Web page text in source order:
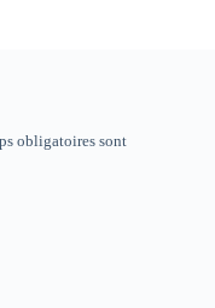
obligatoires sont